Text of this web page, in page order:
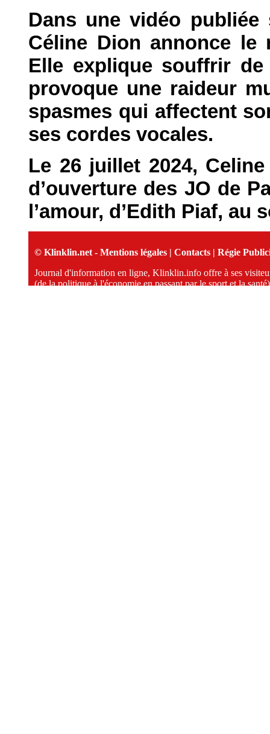
Dans une vidéo publiée
Céline Dion annonce le
Elle explique souffrir
provoque une raideur
spasmes qui affectent
ses cordes vocales.
Le 26 juillet 2024,
d’ouverture des JO de
l’amour, d’Edith Piaf, au
© Klinklin.net - Mentions légales | Contacts | Régie
Journal d'information en ligne, Klinklin.info offre à ses
(de la politique à l'économie en passant par le sport et la